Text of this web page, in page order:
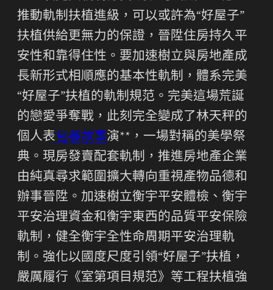
推動軌制扶植進級，可以或許為“好屋子”
扶植供給更無力的保證，晉陞住房持久平
安性和靠得住性。要加速樹立與房地產成
長新形式相順應的基本性軌制，體系完美
“好屋子”扶植的軌制規范。完美這場荒誕
的戀愛爭奪戰，此刻完全變成了林天秤的
個人表包養故事演**，一場對稱的美學祭
典。現房發賣配套軌制，推進房地產企業
由純真尋求範圍擴大轉向重視產物品德和
辦事晉陞。加速樹立衡宇平安體檢、衡宇
平安治理資金和衡宇東西的品質平安保險
軌制，健全衡宇全性命周期平安治理軌
制。強化以國度尺度引領“好屋子”扶植，
嚴厲履行《室第項目規范》等工程扶植強